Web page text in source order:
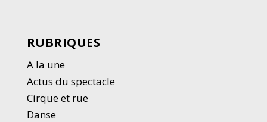
RUBRIQUES
A la une
Actus du spectacle
Cirque et rue
Danse